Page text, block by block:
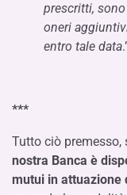
prescritti,
oneri
entro tale data
***
Tutto ciò
nostra Banca è
mutui in attuazione